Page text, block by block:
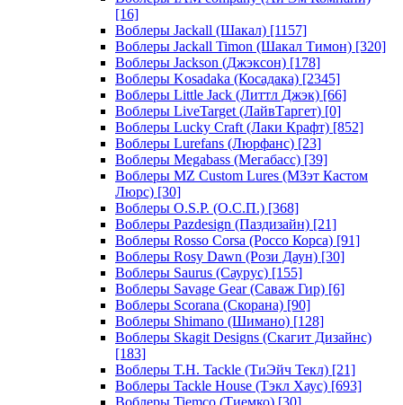
[16]
Воблеры Jackall (Шакал) [1157]
Воблеры Jackall Timon (Шакал Тимон) [320]
Воблеры Jackson (Джэксон) [178]
Воблеры Kosadaka (Косадака) [2345]
Воблеры Little Jack (Литтл Джэк) [66]
Воблеры LiveTarget (ЛайвТаргет) [0]
Воблеры Lucky Craft (Лаки Крафт) [852]
Воблеры Lurefans (Люрфанс) [23]
Воблеры Megabass (Мегабасс) [39]
Воблеры MZ Custom Lures (МЗэт Кастом
Люрс) [30]
Воблеры O.S.P. (О.С.П.) [368]
Воблеры Pazdesign (Паздизайн) [21]
Воблеры Rosso Corsa (Россо Корса) [91]
Воблеры Rosy Dawn (Рози Даун) [30]
Воблеры Saurus (Саурус) [155]
Воблеры Savage Gear (Саваж Гир) [6]
Воблеры Scorana (Скорана) [90]
Воблеры Shimano (Шимано) [128]
Воблеры Skagit Designs (Скагит Дизайнс)
[183]
Воблеры T.H. Tackle (ТиЭйч Текл) [21]
Воблеры Tackle House (Тэкл Хаус) [693]